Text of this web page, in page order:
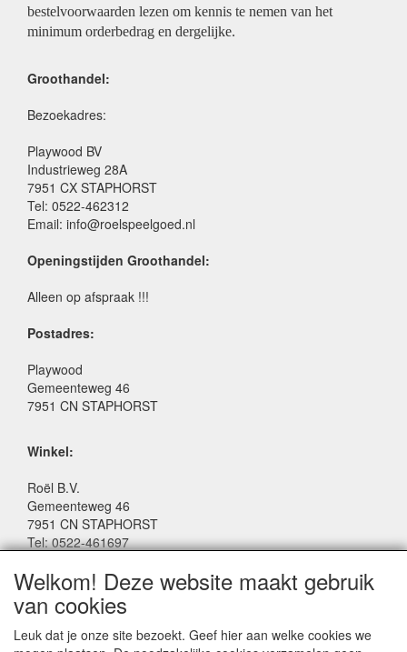
bestelvoorwaarden lezen om kennis te nemen van het
minimum orderbedrag en dergelijke.
Groothandel:
Bezoekadres:
Playwood BV
Industrieweg 28A
7951 CX STAPHORST
Tel: 0522-462312
Email: info@roelspeelgoed.nl
Openingstijden Groothandel:
Alleen op afspraak !!!
Postadres:
Playwood
Gemeenteweg 46
7951 CN STAPHORST
Winkel:
Roël B.V.
Gemeenteweg 46
7951 CN STAPHORST
Tel: 0522-461697
Facebook: www.facebook.com/roelspeelgoed
Openingstijden Winkel:
Welkom! Deze website maakt gebruik
van cookies
Leuk dat je onze site bezoekt. Geef hier aan welke cookies we